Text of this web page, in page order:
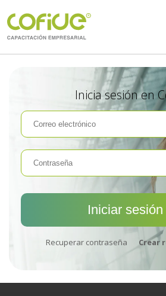
Inicia sesión en
Recuperar contraseña Crear